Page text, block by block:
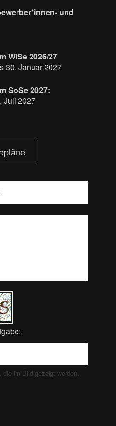
und
WiSe 2026/27
30. Januar 2027
SoSe 2027:
Juli 2027
im Bild gezeigt werden.